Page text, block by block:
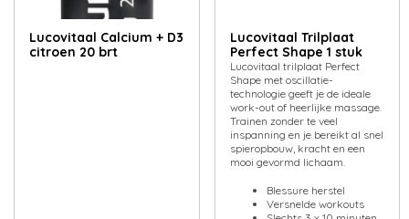
Lucovitaal Calcium + D3
citroen 20 brt
Lucovitaal Trilplaat
Perfect Shape 1 stuk
Lucovitaal trilplaat Perfect
Shape met oscillatie-
technologie geeft je de ideale
work-out of heerlijke massage.
Trainen zonder te veel
inspanning en je bereikt al snel
spieropbouw, kracht en een
mooi gevormd lichaam.
Blessure herstel
Versnelde workouts